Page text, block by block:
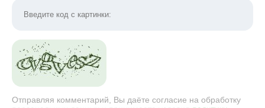
Отправляя комментарий, Вы даёте согласие на обработку